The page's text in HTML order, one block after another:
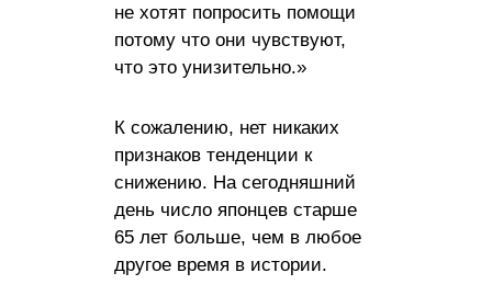
не хотят попросить помощи
потому что они чувствуют,
что это унизительно.»
К сожалению, нет никаких
признаков тенденции к
снижению. На сегодняшний
день число японцев старше
65 лет больше, чем в любое
другое время в истории.